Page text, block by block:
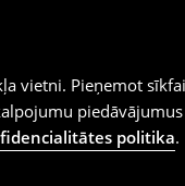
vietni. Pieņemot
politika.